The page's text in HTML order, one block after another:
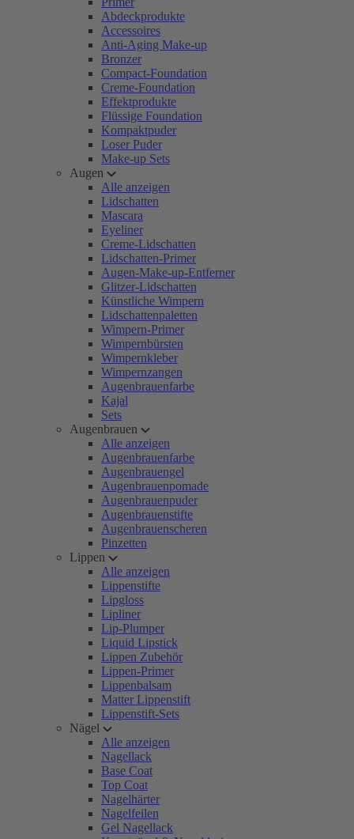
Abdeckprodukte
Accessoires
Anti-Aging Make-up
Bronzer
Compact-Foundation
Creme-Foundation
Effektprodukte
Flüssige Foundation
Kompaktpuder
Loser Puder
Make-up Sets
Augen
Alle anzeigen
Lidschatten
Mascara
Eyeliner
Creme-Lidschatten
Lidschatten-Primer
Augen-Make-up-Entferner
Glitzer-Lidschatten
Künstliche Wimpern
Lidschattenpaletten
Wimpern-Primer
Wimpernbürsten
Wimpernkleber
Wimpernzangen
Augenbrauenfarbe
Kajal
Sets
Augenbrauen
Alle anzeigen
Augenbrauenfarbe
Augenbrauengel
Augenbrauenpomade
Augenbrauenpuder
Augenbrauenstifte
Augenbrauenscheren
Pinzetten
Lippen
Alle anzeigen
Lippenstifte
Lipgloss
Lipliner
Lip-Plumper
Liquid Lipstick
Lippen Zubehör
Lippen-Primer
Lippenbalsam
Matter Lippenstift
Lippenstift-Sets
Nägel
Alle anzeigen
Nagellack
Base Coat
Top Coat
Nagelhärter
Nagelfeilen
Gel Nagellack